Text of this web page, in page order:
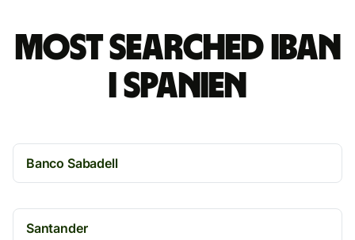
Most searched IBAN
i Spanien
Banco Sabadell
Santander